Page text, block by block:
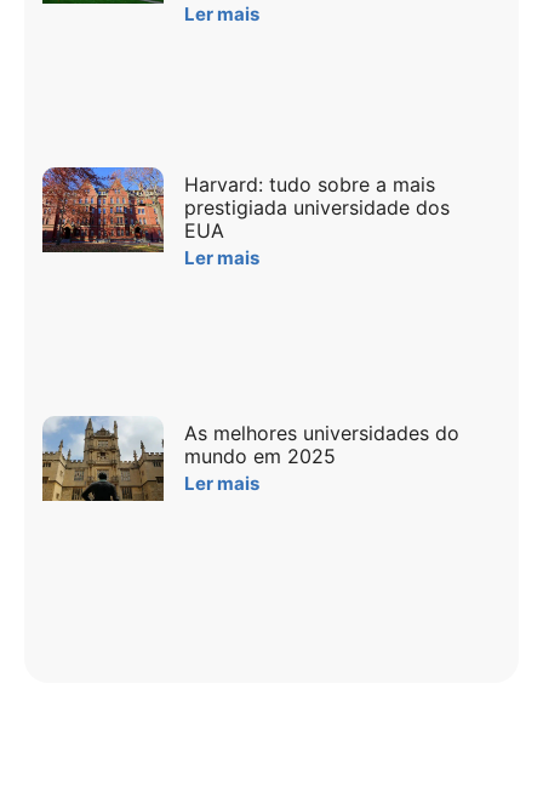
Ler mais
Harvard: tudo sobre a mais
prestigiada universidade dos
EUA
Ler mais
As melhores universidades do
mundo em 2025
Ler mais